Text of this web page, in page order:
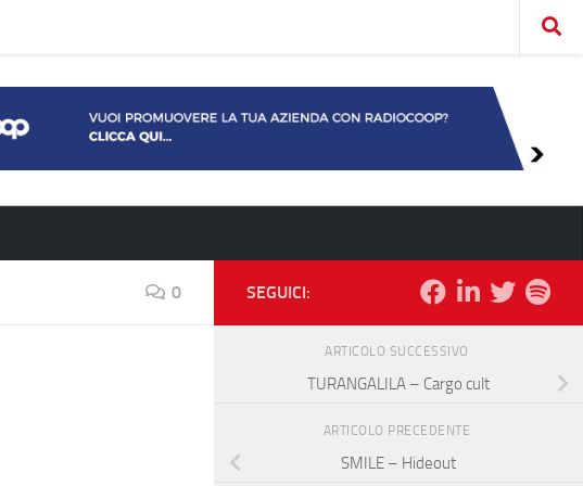
0 SEGUICI:
ARTICOLO SUCCESSIVO
TURANGALILA – Cargo cult
ARTICOLO PRECEDENTE
SMILE – Hideout